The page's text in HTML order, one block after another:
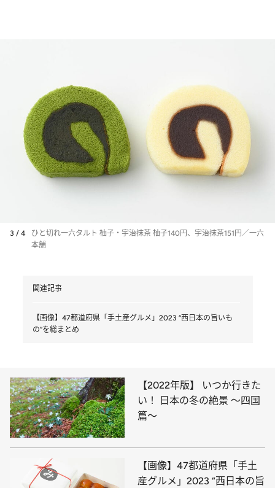
3 / 4
ひと切れ一六タルト 柚子・宇治抹茶 柚子140円、宇治抹茶151円／一六
本舗
関連記事
【画像】47都道府県「手土産グルメ」2023 “西日本の旨いも
の”を総まとめ
【2022年版】 いつか行きた
い！ 日本の冬の絶景 ～四国
篇～
【画像】47都道府県「手土
産グルメ」2023 “西日本の旨